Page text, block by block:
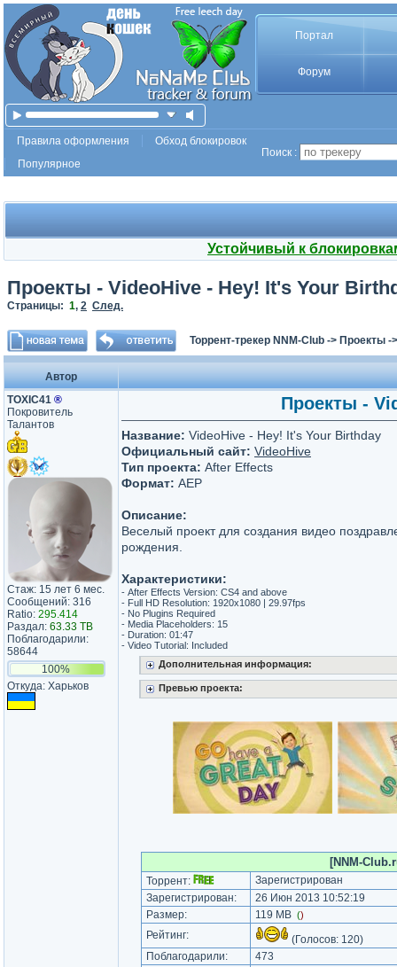
Портал
Форум
Правила оформления
Обход блокировок
Популярное
Поиск :
Устойчивый к
Проекты - VideoHive - Hey! It's Your
Страницы: 1, 2 След.
Торрент-трекер NNM-Club -> Проекты -
Автор
TOXIC41 ®
Покровитель
Талантов
Стаж: 15 лет 6 мес.
Сообщений: 316
Ratio: 295.414
Раздал: 63.33 TB
Поблагодарили:
58644
100%
Откуда: Харьков
Проекты -
Название: VideoHive - Hey! It's Your Birthday
Официальный сайт: VideoHive
Тип проекта: After Effects
Формат: AEP
Описание:
Веселый проект для создания видео
рождения.
Характеристики:
- After Effects Version: CS4 and above
- Full HD Resolution: 1920x1080 | 29.97fps
- No Plugins Required
- Media Placeholders: 15
- Duration: 01:47
- Video Tutorial: Included
Дополнительная информация:
Превью проекта:
[NNM-
Торрент:
Зарегистрирован
Зарегистрирован:
26 Июн 2013 10:52:19
Размер:
119 MB ()
Рейтинг: (Голосов: 120)
Поблагодарили:
473